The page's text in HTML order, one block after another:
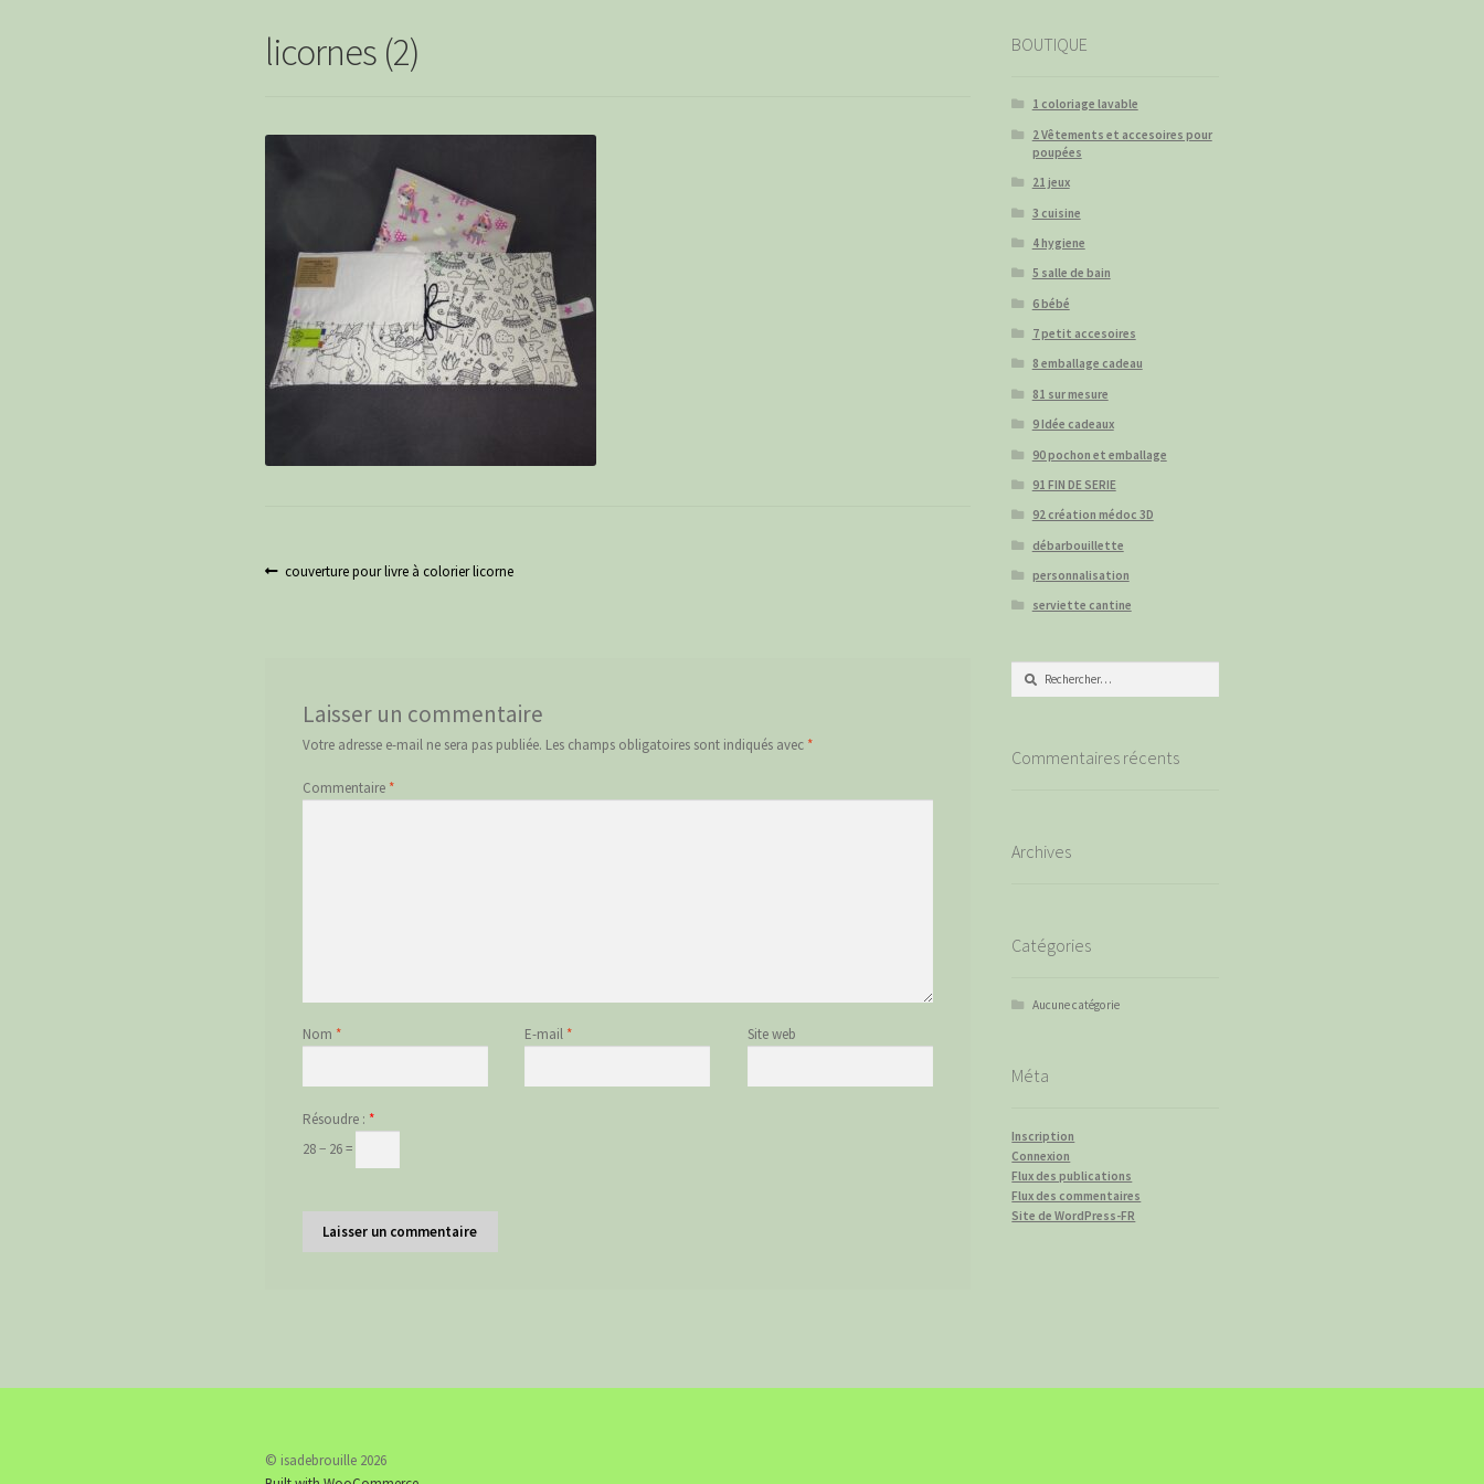
licornes (2)
Navigation
Article
couverture pour livre à colorier licorne
Laisser un commentaire
Votre adresse e-mail ne sera pas publiée. Les champs obligatoires sont indiqués avec *
Commentaire *
Nom * E-mail * Site web
Résoudre : *
28 − 26 =
BOUTIQUE
1 coloriage lavable
2 Vêtements et accesoires pour
poupées
21 jeux
3 cuisine
4 hygiene
5 salle de bain
6 bébé
7 petit accesoires
8 emballage cadeau
81 sur mesure
9 Idée cadeaux
90 pochon et emballage
91 FIN DE SERIE
92 création médoc 3D
débarbouillette
personnalisation
serviette cantine
Commentaires récents
Archives
Catégories
Aucune catégorie
Méta
Inscription
Connexion
Flux des publications
Flux des commentaires
Site de WordPress-FR
© isadebrouille 2026